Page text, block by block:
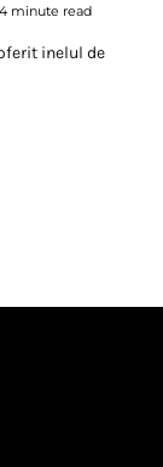
4 minute read
inelul de